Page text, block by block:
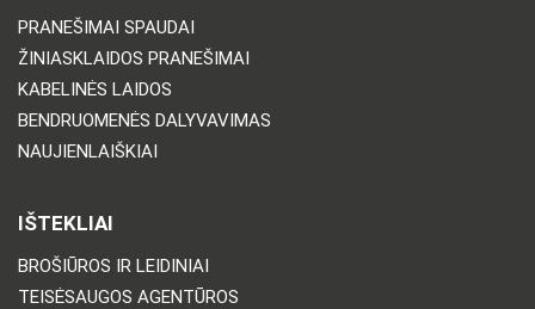
PRANEŠIMAI SPAUDAI
ŽINIASKLAIDOS PRANEŠIMAI
KABELINĖS LAIDOS
BENDRUOMENĖS DALYVAVIMAS
NAUJIENLAIŠKIAI
IŠTEKLIAI
BROŠIŪROS IR LEIDINIAI
TEISĖSAUGOS AGENTŪROS